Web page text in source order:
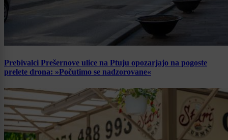
Prebivalci Prešernove ulice na Ptuju opozarjajo na pogoste
prelete drona: »Počutimo se nadzorovane«